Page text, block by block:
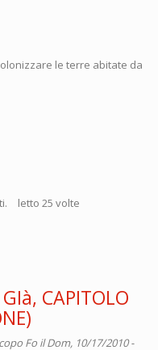
le terre abitate da
letto 25 volte
CAPITOLO
Fo il Dom, 10/17/2010 -